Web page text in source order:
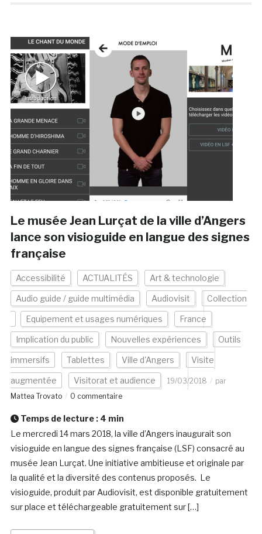
Le musée Jean Lurçat de la ville d’Angers
lance son visioguide en langue des signes
française
Accessibilité ACTUALITÉS Art & technologie
Audio guide / guide multimédia Audiovisit Collection
Equipement et usages numériques France
Implication du public Nouvelles expériences Outils
immersifs Tablettes Ville d'Angers Visite
augmentée Visitorat et audience 19/03/2018
par
Mattea Trovato
0 commentaire
Temps de lecture : 4 min
Le mercredi 14 mars 2018, la ville d’Angers inaugurait son
visioguide en langue des signes française (LSF) consacré au
musée Jean Lurçat. Une initiative ambitieuse et originale par
la qualité et la diversité des contenus proposés. Le
visioguide, produit par Audiovisit, est disponible gratuitement
sur place et téléchargeable gratuitement sur […]